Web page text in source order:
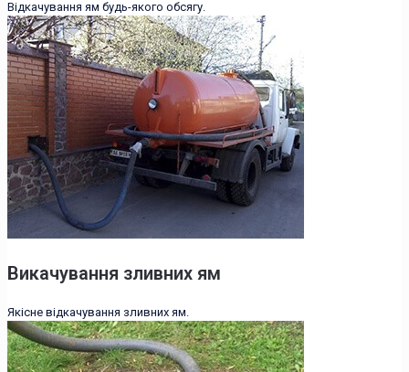
Відкачування ям будь-якого обсягу.
Викачування зливних ям
Якісне відкачування зливних ям.